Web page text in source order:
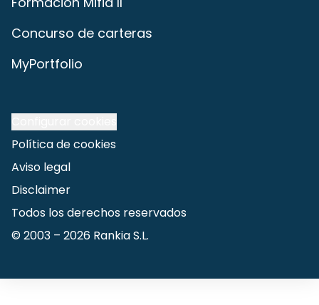
Concurso de carteras
MyPortfolio
Política de cookies
Aviso legal
Disclaimer
Todos los derechos reservados
© 2003 – 2026 Rankia S.L.